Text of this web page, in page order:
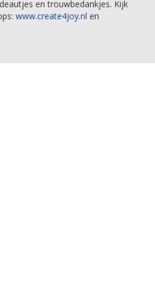
en trouwbedankjes. Kijk
www.create4joy.nl en